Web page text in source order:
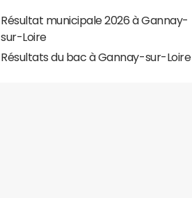
Résultat municipale 2026 à Gannay-
sur-Loire
Résultats du bac à Gannay-sur-Loire